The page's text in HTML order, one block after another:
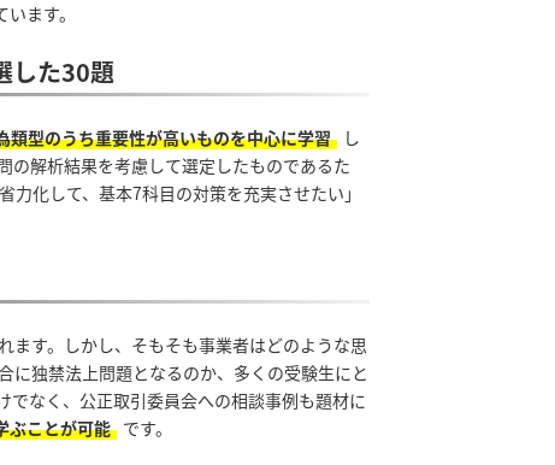
います。
した30題
類型のうち重要性が高いものを中心に学習
し
の解析結果を考慮して選定したものであるた
化して、基本7科目の対策を充実させたい」
ます。しかし、そもそも事業者はどのような思
に独禁法上問題となるのか、多くの受験生にと
でなく、公正取引委員会への相談事例も題材に
ぶことが可能 です。